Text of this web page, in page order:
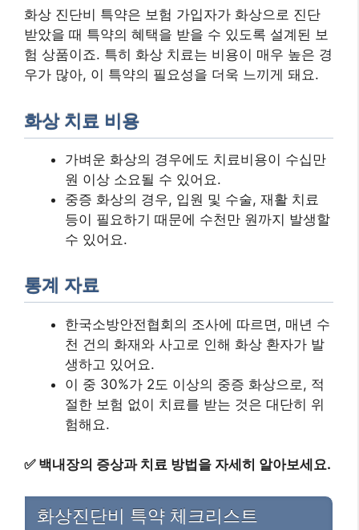
화상 진단비 특약은 보험 가입자가 화상으로 진단
받았을 때 특약의 혜택을 받을 수 있도록 설계된 보
험 상품이죠. 특히 화상 치료는 비용이 매우 높은 경
우가 많아, 이 특약의 필요성을 더욱 느끼게 돼요.
화상 치료 비용
가벼운 화상의 경우에도 치료비용이 수십만
원 이상 소요될 수 있어요.
중증 화상의 경우, 입원 및 수술, 재활 치료
등이 필요하기 때문에 수천만 원까지 발생할
수 있어요.
통계 자료
한국소방안전협회의 조사에 따르면, 매년 수
천 건의 화재와 사고로 인해 화상 환자가 발
생하고 있어요.
이 중 30%가 2도 이상의 중증 화상으로, 적
절한 보험 없이 치료를 받는 것은 대단히 위
험해요.
✅ 백내장의 증상과 치료 방법을 자세히 알아보세요.
화상진단비 특약 체크리스트